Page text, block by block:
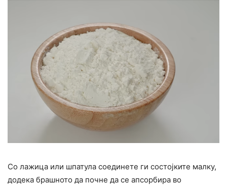
Со лажица или шпатула соединете ги состојките малку,
додека брашното да почне да се апсорбира во